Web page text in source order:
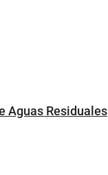
Aguas Residuales